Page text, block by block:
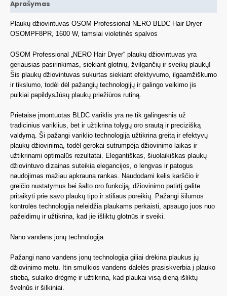
Aprašymas
Plaukų džiovintuvas OSOM Professional NERO BLDC Hair Dryer
OSOMPF8PR, 1600 W, tamsiai violetinės spalvos
OSOM Professional „NERO Hair Dryer“ plaukų džiovintuvas yra
geriausias pasirinkimas, siekiant glotnių, žvilgančių ir sveikų plaukų!
Šis plaukų džiovintuvas sukurtas siekiant efektyvumo, ilgaamžiškumo
ir tikslumo, todėl dėl pažangių technologijų ir galingo veikimo jis
puikiai papildysJūsų plaukų priežiūros rutiną.
Prietaise įmontuotas BLDC variklis yra ne tik galingesnis už
tradicinius variklius, bet ir užtikrina tolygų oro srautą ir precizišką
valdymą. Ši pažangi variklio technologija užtikrina greitą ir efektyvų
plaukų džiovinimą, todėl gerokai sutrumpėja džiovinimo laikas ir
užtikrinami optimalūs rezultatai. Elegantiškas, šiuolaikiškas plaukų
džiovintuvo dizainas suteikia elegancijos, o lengvas ir patogus
naudojimas mažiau apkrauna rankas. Naudodami kelis karščio ir
greičio nustatymus bei šalto oro funkciją, džiovinimo patirtį galite
pritaikyti prie savo plaukų tipo ir stiliaus poreikių. Pažangi šilumos
kontrolės technologija neleidžia plaukams perkaisti, apsaugo juos nuo
pažeidimų ir užtikrina, kad jie išliktų glotnūs ir sveiki.
Nano vandens jonų technologija
Pažangi nano vandens jonų technologija giliai drėkina plaukus jų
džiovinimo metu. Itin smulkios vandens dalelės prasiskverbia į plauko
stiebą, sulaiko drėgmę ir užtikrina, kad plaukai visą dieną išliktų
švelnūs ir šilkiniai.